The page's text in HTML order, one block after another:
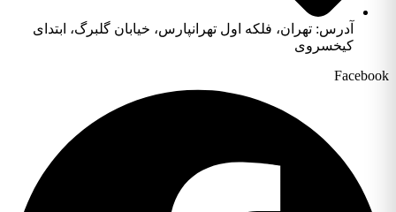
آدرس: تهران، فلکه اول تهرانپارس، خیابان گلبرگ، ابتدای
کیخسروی
Facebook